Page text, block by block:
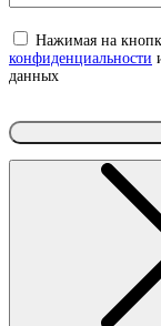
Нажимая на
конфиденциальности
данных